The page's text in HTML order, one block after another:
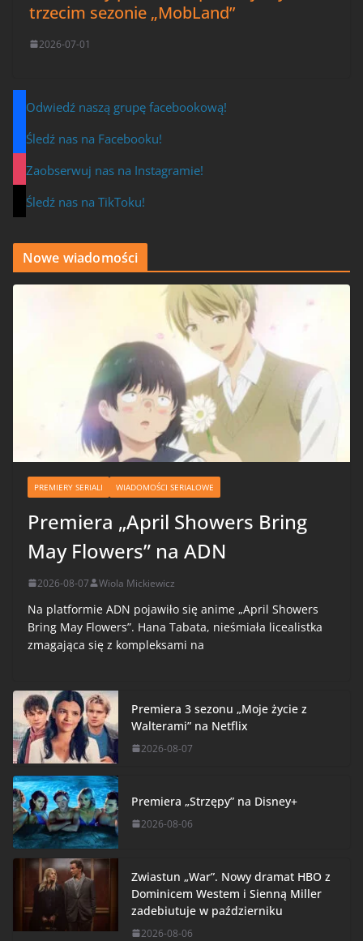
trzecim sezonie „MobLand”
2026-07-01
Odwiedź naszą grupę facebookową!
Śledź nas na Facebooku!
Zaobserwuj nas na Instagramie!
Śledź nas na TikToku!
Nowe wiadomości
PREMIERY SERIALI WIADOMOŚCI SERIALOWE
Premiera „April Showers Bring
May Flowers” na ADN
2026-08-07 Wiola Mickiewicz
Na platformie ADN pojawiło się anime „April Showers
Bring May Flowers”. Hana Tabata, nieśmiała licealistka
zmagająca się z kompleksami na
Premiera 3 sezonu „Moje życie z
Walterami” na Netflix
2026-08-07
Premiera „Strzępy” na Disney+
2026-08-06
Zwiastun „War”. Nowy dramat HBO z
Dominicem Westem i Sienną Miller
zadebiutuje w październiku
2026-08-06